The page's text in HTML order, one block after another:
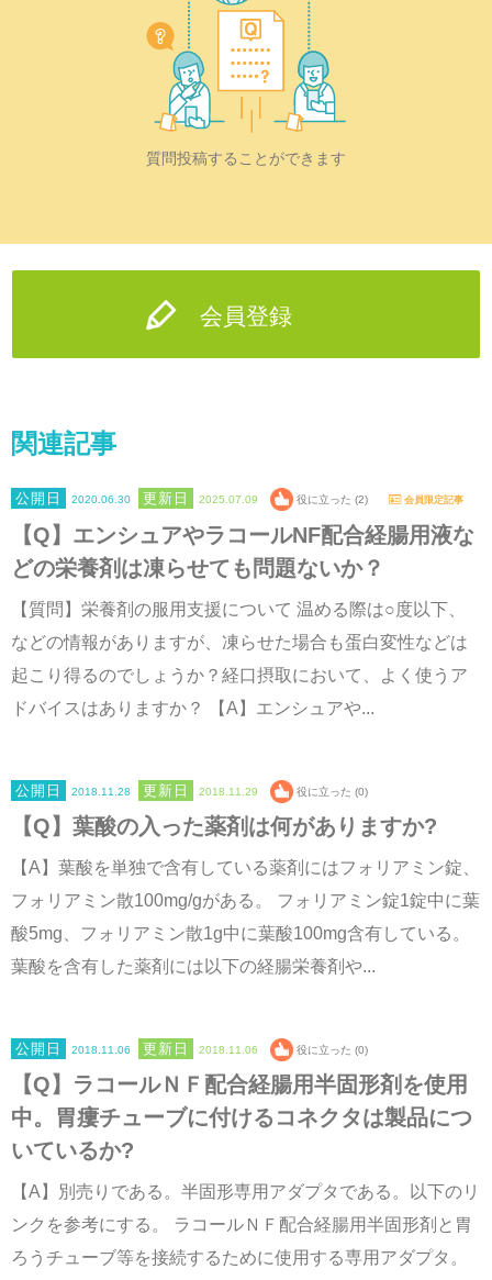
質問投稿することができます
会員登録
関連記事
2020.06.30 2025.07.09 役に立った (2) 会員限定記事
【Q】エンシュアやラコールNF配合経腸用液な
どの栄養剤は凍らせても問題ないか？
【質問】栄養剤の服用支援について 温める際は○度以下、
などの情報がありますが、凍らせた場合も蛋白変性などは
起こり得るのでしょうか？経口摂取において、よく使うア
ドバイスはありますか？ 【A】エンシュアや...
2018.11.28 2018.11.29 役に立った (0)
【Q】葉酸の入った薬剤は何がありますか?
【A】葉酸を単独で含有している薬剤にはフォリアミン錠、
フォリアミン散100mg/gがある。 フォリアミン錠1錠中に葉
酸5mg、フォリアミン散1g中に葉酸100mg含有している。
葉酸を含有した薬剤には以下の経腸栄養剤や...
2018.11.06 2018.11.06 役に立った (0)
【Q】ラコールＮＦ配合経腸用半固形剤を使用
中。胃瘻チューブに付けるコネクタは製品につ
いているか?
【A】別売りである。半固形専用アダプタである。以下のリ
ンクを参考にする。 ラコールＮＦ配合経腸用半固形剤と胃
ろうチューブ等を接続するために使用する専用アダプタ。